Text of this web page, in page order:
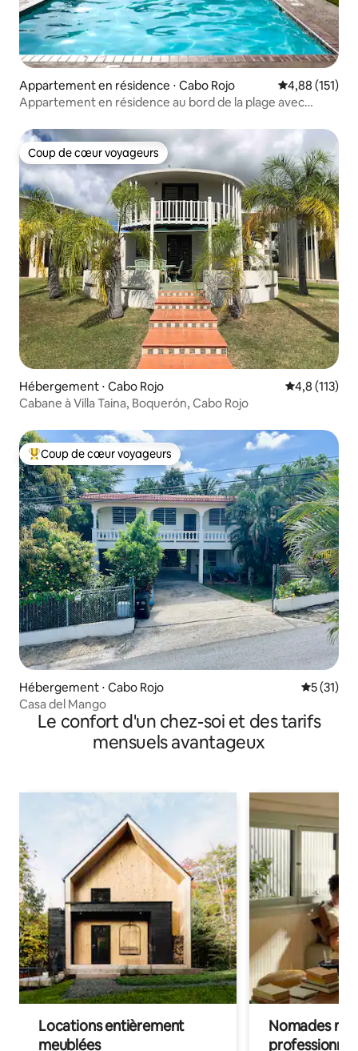
Appartement en résidence ⋅ Cabo Rojo Évaluation
4,88 (151)
Appartement en résidence au bord de la plage avec
Coup de cœur voyageurs
Coup de cœur voyageurs
Hébergement ⋅ Cabo Rojo Évaluation
4,8 (113)
Cabane à Villa Taina, Boquerón, Cabo Rojo
Coups de cœur voyageurs les plus appréciés
Coup de cœur voyageurs
Hébergement ⋅ Cabo Rojo
5 (31)
Casa del Mango
Le confort d'un chez-soi et des tarifs
mensuels avantageux
Locations entièrement
meublées
Nomades